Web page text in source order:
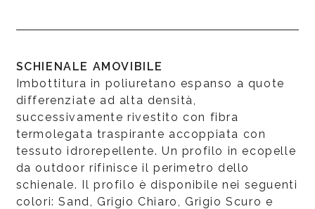
SCHIENALE AMOVIBILE
Imbottitura in poliuretano espanso a quote
differenziate ad alta densità,
successivamente rivestito con fibra
termolegata traspirante accoppiata con
tessuto idrorepellente. Un profilo in ecopelle
da outdoor rifinisce il perimetro dello
schienale. Il profilo è disponibile nei seguenti
colori: Sand, Grigio Chiaro, Grigio Scuro e